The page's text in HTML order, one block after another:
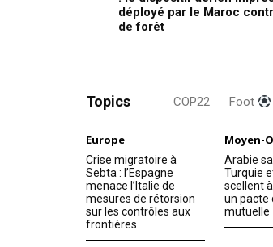
déployé par le Maroc
de forêt
Topics COP22 Foot
Europe
Crise migratoire à
Sebta : l’Espagne
menace l’Italie de
mesures de rétorsion
sur les contrôles aux
frontières
Moyen-
Arabie
Turquie
scellent
un pacte
mutuelle